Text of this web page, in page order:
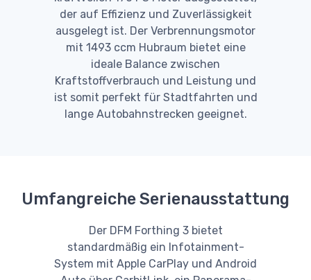
der auf Effizienz und Zuverlässigkeit
ausgelegt ist. Der Verbrennungsmotor
mit 1493 ccm Hubraum bietet eine
ideale Balance zwischen
Kraftstoffverbrauch und Leistung und
ist somit perfekt für Stadtfahrten und
lange Autobahnstrecken geeignet.
Umfangreiche Serienausstattung
Der DFM Forthing 3 bietet
standardmäßig ein Infotainment-
System mit Apple CarPlay und Android